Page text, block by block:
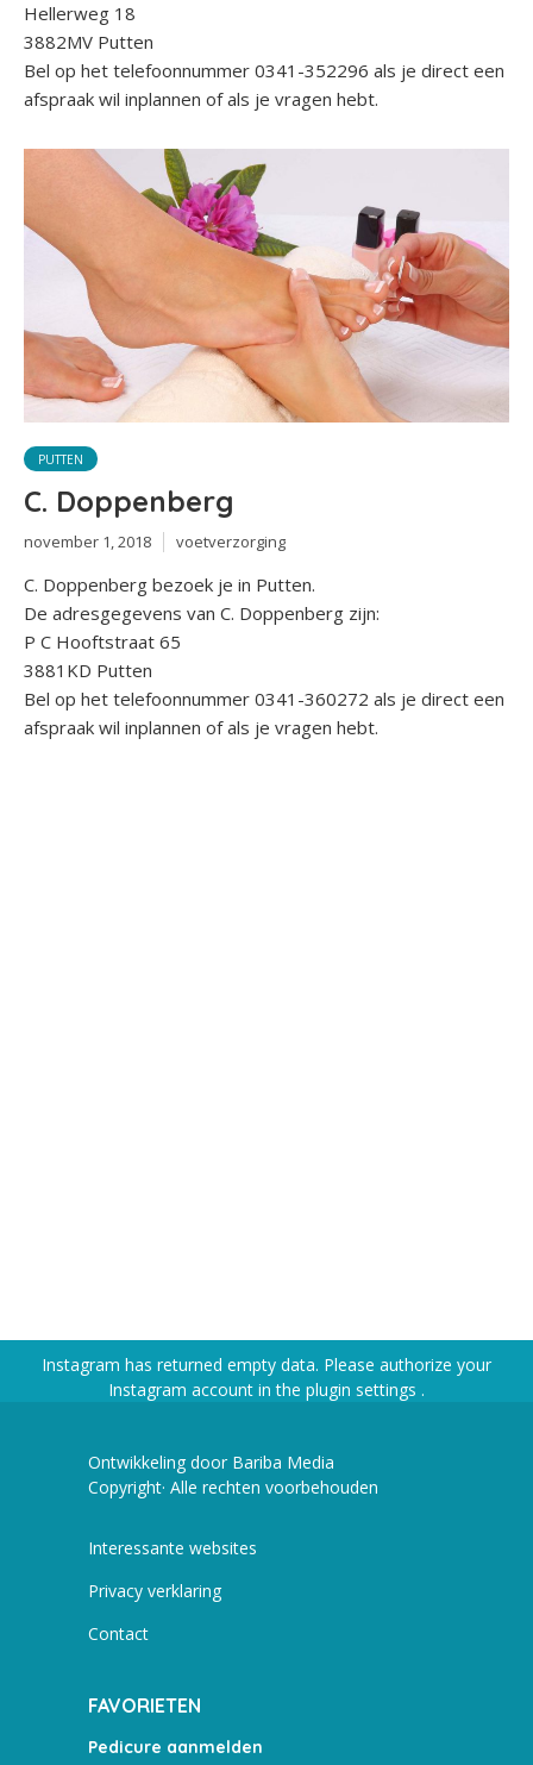
Hellerweg 18
3882MV Putten
Bel op het telefoonnummer 0341-352296 als je direct een
afspraak wil inplannen of als je vragen hebt.
PUTTEN
C. Doppenberg
november 1, 2018 voetverzorging
C. Doppenberg bezoek je in Putten.
De adresgegevens van C. Doppenberg zijn:
P C Hooftstraat 65
3881KD Putten
Bel op het telefoonnummer 0341-360272 als je direct een
afspraak wil inplannen of als je vragen hebt.
Instagram has returned empty data. Please authorize your
Instagram account in the plugin settings .
Ontwikkeling door Bariba Media
Copyright· Alle rechten voorbehouden
Interessante websites
Privacy verklaring
Contact
FAVORIETEN
Pedicure aanmelden